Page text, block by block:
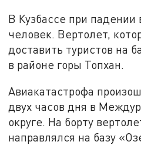
В Кузбассе при падении
человек. Вертолет,
доставить туристов на
в районе горы Топхан.
Авиакатастрофа
двух часов дня в
округе. На борту
направлялся на базу